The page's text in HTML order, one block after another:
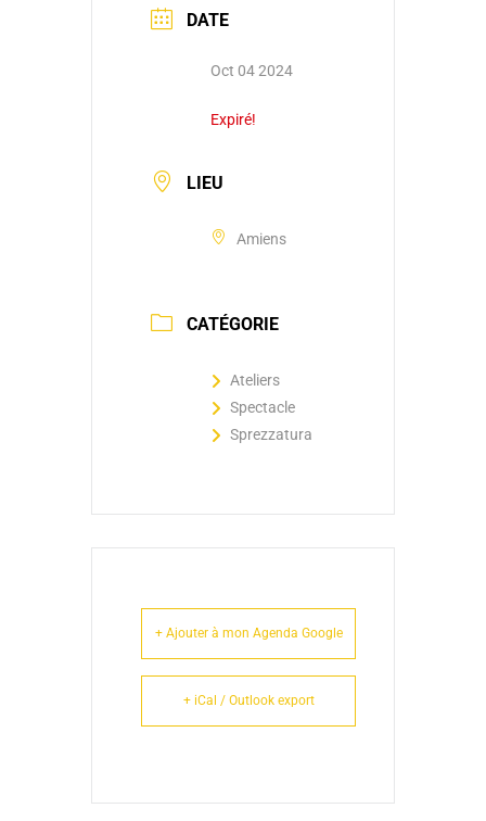
DATE
Oct 04 2024
Expiré!
LIEU
Amiens
CATÉGORIE
Ateliers
Spectacle
Sprezzatura
+ Ajouter à mon Agenda Google
+ iCal / Outlook export